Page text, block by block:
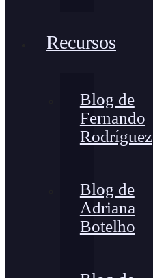
Recursos
Blog de
Fernando
Rodríguez
Blog de
Adriana
Botelho